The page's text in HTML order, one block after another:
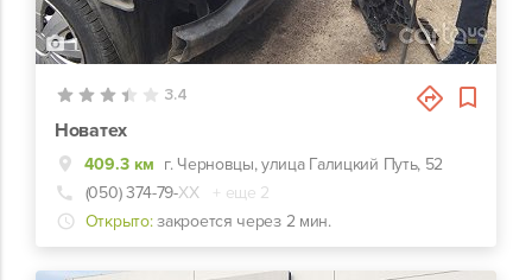
1
3.4
Новатех
409.3 км г. Черновцы, улица Галицкий Путь, 52
(050) 374-79-ХХ
+ еще 2
Открыто: закроется через 2 мин.